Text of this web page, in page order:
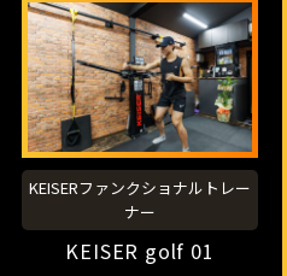
KEISERファンクショナルトレー
ナー
KEISER golf 01